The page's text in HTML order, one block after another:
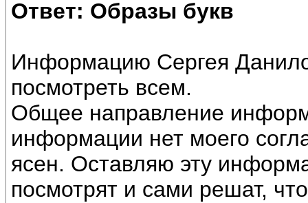
Ответ: Образы букв
Информацию Сергея
посмотреть всем.
Общее направление
информации нет моего
ясен. Оставляю эту
посмотрят и сами решат,